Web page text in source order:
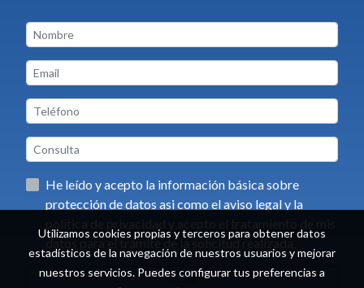
He leído y acepto la información básica sobre
protección de datos asi como el aviso legal y la
datos para el trámite de la solicitud realizada.
Enviar
Utilizamos cookies propias y terceros para obtener datos
estadísticos de la navegación de nuestros usuarios y mejorar
nuestros servicios. Puedes configurar tus preferencias a